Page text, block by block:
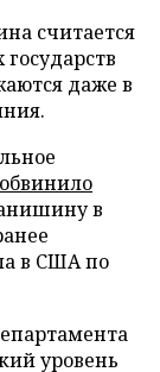
считается
даже в
обвинило
в
в США по
уровень